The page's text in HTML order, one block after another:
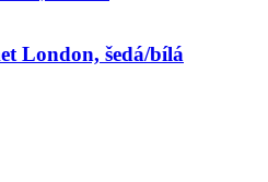
London, šedá/bílá